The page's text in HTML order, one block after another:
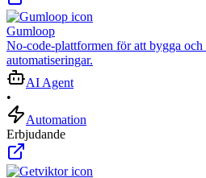
Gumloop
No-code-plattformen för att bygga
automatiseringar.
AI Agent
•
Automation
Erbjudande